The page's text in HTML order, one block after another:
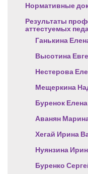
Нормативные
Результаты
аттестуемых
Ганькина
Высотина
Нестерова
Мещеркина
Буренок
Аванян
Хегай Ирина
Нуянзина
Буренко